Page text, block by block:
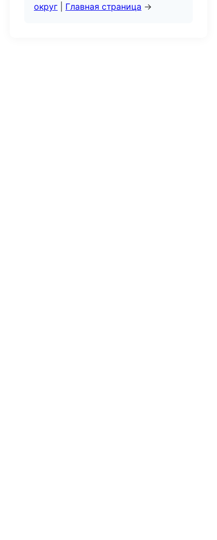
округ
Главная страница →